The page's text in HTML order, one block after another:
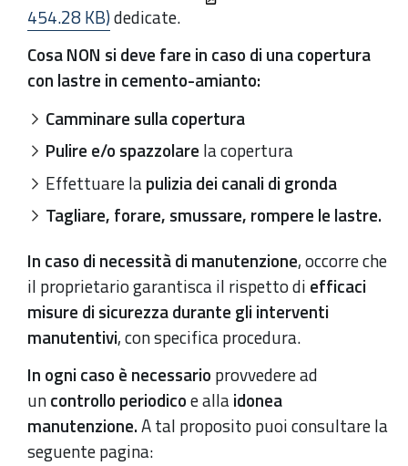
454.28 KB)dedicate.
Cosa NON si deve fare in caso di una copertura
con lastre in cemento-amianto:
Camminare sulla copertura
Pulire e/o spazzolare la copertura
Effettuare lapulizia dei canali di gronda
Tagliare, forare, smussare, rompere le lastre.
In caso di necessità di manutenzione, occorre che
il proprietario garantisca il rispetto di efficaci
misure di sicurezza durante gli interventi
manutentivi, con specifica procedura.
In ogni caso è necessario provvedere ad
uncontrollo periodicoe allaidonea
manutenzione.A tal proposito puoi consultare la
seguente pagina: